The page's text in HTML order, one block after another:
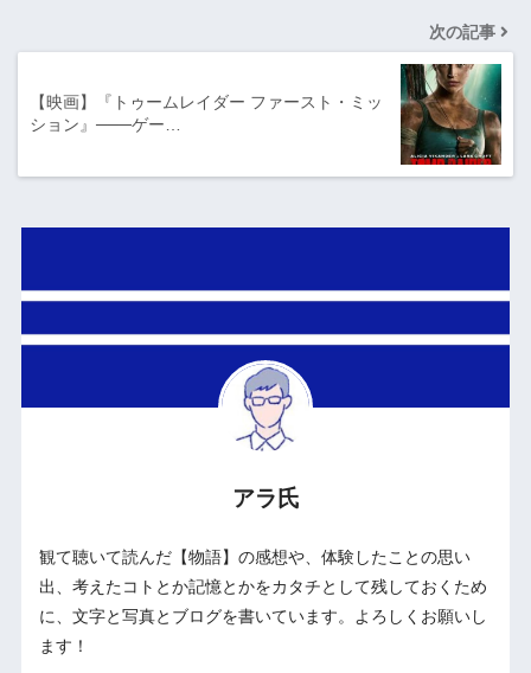
次の記事
【映画】『トゥームレイダー ファースト・ミッ
ション』───ゲー…
アラ氏
観て聴いて読んだ【物語】の感想や、体験したことの思い
出、考えたコトとか記憶とかをカタチとして残しておくため
に、文字と写真とブログを書いています。よろしくお願いし
ます！